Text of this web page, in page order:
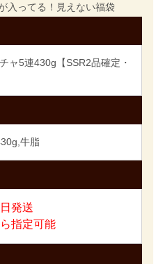
入ってる！見えない福袋
ャ5連430g【SSR2品確定・
牛脂
発送
指定可能